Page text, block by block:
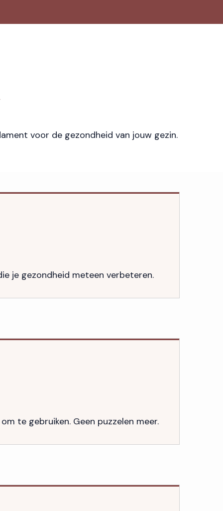
voor de gezondheid van jouw gezin.
je gezondheid meteen verbeteren.
te gebruiken. Geen puzzelen meer.